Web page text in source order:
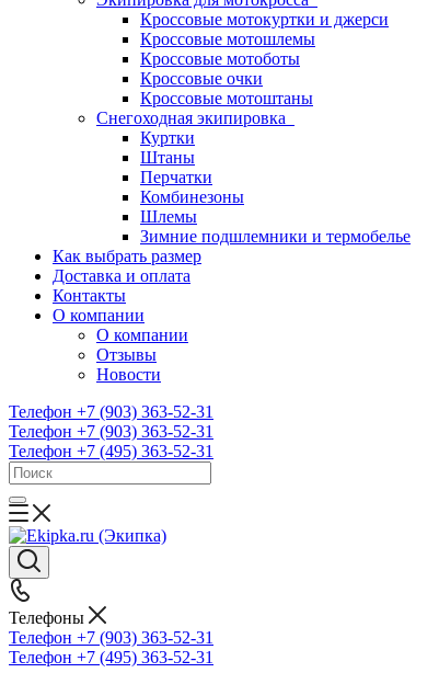
Кроссовые мотокуртки и джерси
Кроссовые мотошлемы
Кроссовые мотоботы
Кроссовые очки
Кроссовые мотоштаны
Снегоходная экипировка
Куртки
Штаны
Перчатки
Комбинезоны
Шлемы
Зимние подшлемники и термобелье
Как выбрать размер
Доставка и оплата
Контакты
О компании
О компании
Отзывы
Новости
Телефон +7 (903) 363-52-31
Телефон +7 (903) 363-52-31
Телефон +7 (495) 363-52-31
Телефоны
Телефон +7 (903) 363-52-31
Телефон +7 (495) 363-52-31